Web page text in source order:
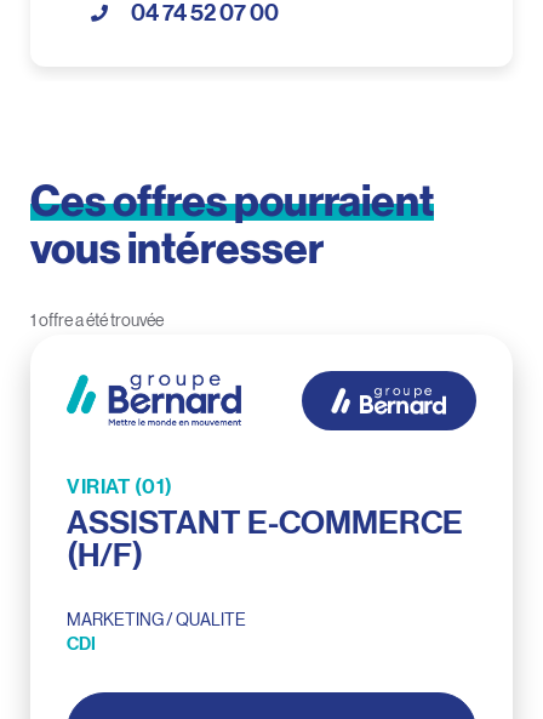
04 74 52 07 00
Cesoffrespourraient
vousintéresser
1 offre a été trouvée
VIRIAT (01)
ASSISTANT E-COMMERCE
(H/F)
MARKETING / QUALITE
CDI